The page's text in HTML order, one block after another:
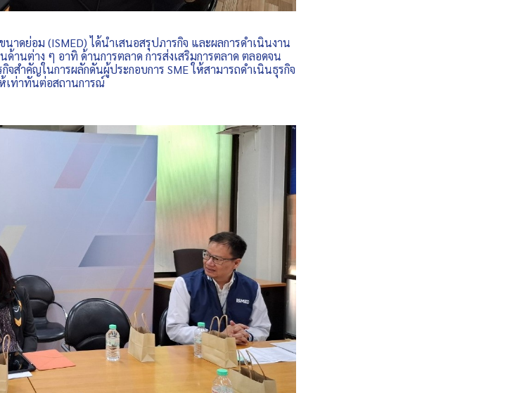
อม (ISMED) ได้นำเสนอสรุปภารกิจ และผลการดำเนินงาน
ด้านต่าง ๆ อาทิ ด้านการตลาด การส่งเสริมการตลาด ตลอดจน
จสำคัญในการผลักดันผู้ประกอบการ SME ให้สามารถดำเนินธุรกิจ
ห้เท่าทันต่อสถานการณ์